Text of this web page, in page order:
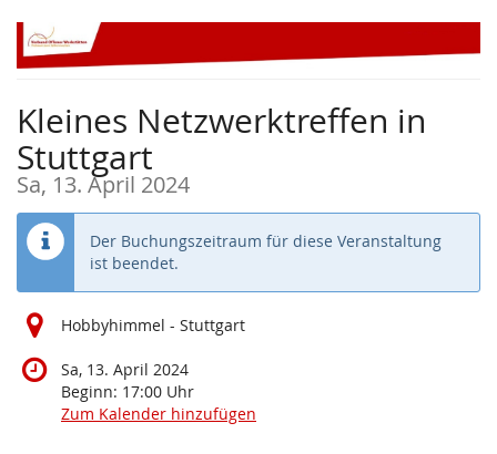
Zum
Haupt-
Inhalt
Kleines Netzwerktreffen in
Stuttgart
Sa, 13. April 2024
Der Buchungszeitraum für diese Veranstaltung
ist beendet.
Hobbyhimmel - Stuttgart
Sa, 13. April 2024
Beginn: 17:00 Uhr
Zum Kalender hinzufügen